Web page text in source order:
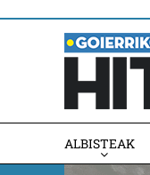
ALBISTEAK